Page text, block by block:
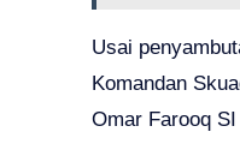
Usai
Komandan
Omar Farooq